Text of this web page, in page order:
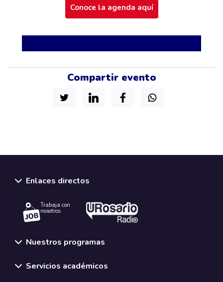
Compartir evento
Conoce la agenda aquí
Enlaces directos
Trabaja con
nosotros.
Nuestros programas
Servicios académicos